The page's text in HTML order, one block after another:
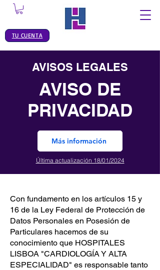
TU CUENTA
AVISOS LEGALES
AVISO DE
PRIVACIDAD
Más información
Última actualización 18/01/2024
Con fundamento en los artículos 15 y
16 de la Ley Federal de Protección de
Datos Personales en Posesión de
Particulares hacemos de su
conocimiento que HOSPITALES
LISBOA "CARDIOLOGÍA Y ALTA
ESPECIALIDAD" es responsable tanto